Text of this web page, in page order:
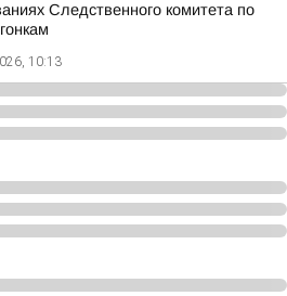
Следственного комитета по
10:13